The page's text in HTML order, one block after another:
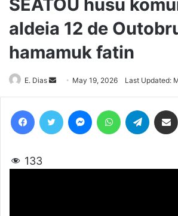
SEATOU husu
aldeia 12 de
hamamuk fatin
E. Dias
Send
an
May 19, 2026 Last Updated:
133